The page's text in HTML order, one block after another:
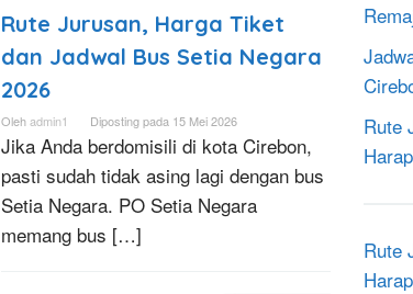
Rute Jurusan, Harga Tiket
dan Jadwal Bus Setia Negara
2026
Olehadmin1 Diposting pada 15 Mei 2026
Jika Anda berdomisili di kota Cirebon,
pasti sudah tidak asing lagi dengan bus
Setia Negara. PO Setia Negara
memang bus […]
Rute
Rute